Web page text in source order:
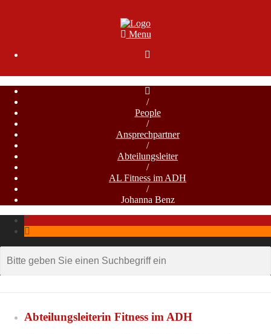
Menu

/
People
/
Ansprechpartner
/
Abteilungsleiter
/
AL Fitness im ADH
/
Johanna Benz
Abteilungsleiterin Fitness im ADH